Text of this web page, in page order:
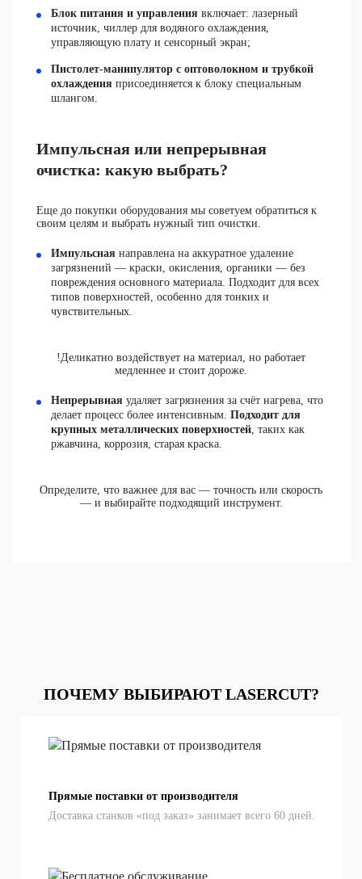
Блок питания и управления включает: лазерный
источник, чиллер для водяного охлаждения,
управляющую плату и сенсорный экран;
Пистолет-манипулятор с оптоволокном и трубкой
охлаждения присоединяется к блоку специальным
шлангом.
Импульсная или непрерывная
очистка: какую выбрать?
Еще до покупки оборудования мы советуем обратиться к
своим целям и выбрать нужный тип очистки.
Импульсная направлена на аккуратное удаление
загрязнений — краски, окисления, органики — без
повреждения основного материала. Подходит для всех
типов поверхностей, особенно для тонких и
чувствительных.
!Деликатно воздействует на материал, но работает
медленнее и стоит дороже.
Непрерывная удаляет загрязнения за счёт нагрева, что
делает процесс более интенсивным. Подходит для
крупных металлических поверхностей, таких как
ржавчина, коррозия, старая краска.
Определите, что важнее для вас — точность или скорость
— и выбирайте подходящий инструмент.
ПОЧЕМУ ВЫБИРАЮТ LASERCUT?
Прямые поставки от производителя
Доставка станков «под заказ» занимает всего 60 дней.